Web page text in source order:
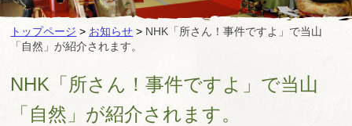
トップページ > お知らせ > NHK「所さん！事件ですよ」で当山
「自然」が紹介されます。
NHK「所さん！事件ですよ」で当山
「自然」が紹介されます。